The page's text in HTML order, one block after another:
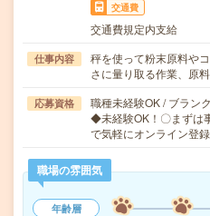
交通費
交通費規定内支給
仕事内容
秤を使って粉末原料や
さに量り取る作業、原
応募資格
職種未経験OK / ブラン
◆未経験OK！〇まずは
で気軽にオンライン登
職場の雰囲気
年齢層